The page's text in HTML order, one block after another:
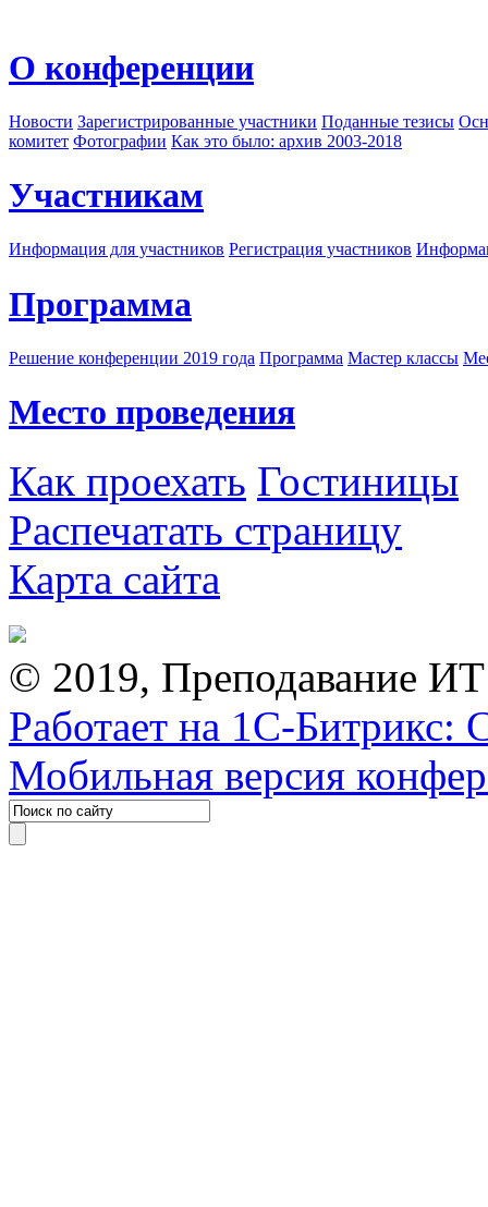
О конференции
Новости Зарегистрированные участники Поданные тезисы
комитет Фотографии Как это было: архив 2003-2018
Участникам
Информация для участников Регистрация участников
Программа
Решение конференции 2019 года Программа Мастер классы
Место проведения
Как проехать Гостиницы
Распечатать страницу
Карта сайта
© 2019, Преподавание
Работает на 1С-Битрикс:
Мобильная версия